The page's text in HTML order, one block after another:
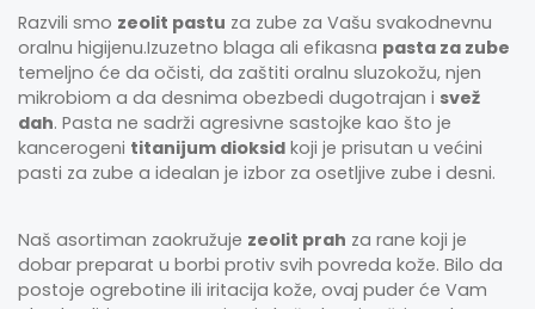
Razvili smo zeolit pastu za zube za Vašu svakodnevnu
oralnu higijenu.Izuzetno blaga ali efikasna pasta za zube
temeljno će da očisti, da zaštiti oralnu sluzokožu, njen
mikrobiom a da desnima obezbedi dugotrajan i svež
dah. Pasta ne sadrži agresivne sastojke kao što je
kancerogeni titanijum dioksid koji je prisutan u većini
pasti za zube a idealan je izbor za osetljive zube i desni.
Naš asortiman zaokružuje zeolit prah za rane koji je
dobar preparat u borbi protiv svih povreda kože. Bilo da
postoje ogrebotine ili iritacija kože, ovaj puder će Vam